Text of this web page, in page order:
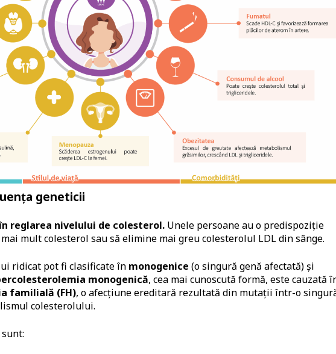
geneticii
reglarea nivelului de colesterol. Unele persoane au o predispoziție
mult colesterol sau să elimine mai greu colesterolul LDL din sânge.
ridicat pot fi clasificate în monogenice (o singură genă afectată) și
monogenică, cea mai cunoscută formă, este cauzată
familială (FH), o afecțiune ereditară rezultată din mutații într-o
colesterolului.
sunt: